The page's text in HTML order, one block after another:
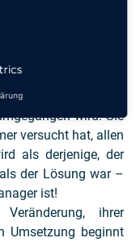
anstehenden
genau darauf und
dafür, ob mit allen
wird. Sie
versucht hat, allen
als derjenige, der
der Lösung war –
ist!
ihrer
Umsetzung beginnt